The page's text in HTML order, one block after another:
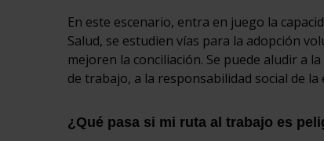
En este escenario, entra en juego la
Salud, se estudien vías para la adopción
mejoren la conciliación. Se puede aludir a
de trabajo, a la responsabilidad social de
¿Qué pasa si mi ruta al trabajo es